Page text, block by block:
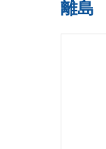
離島